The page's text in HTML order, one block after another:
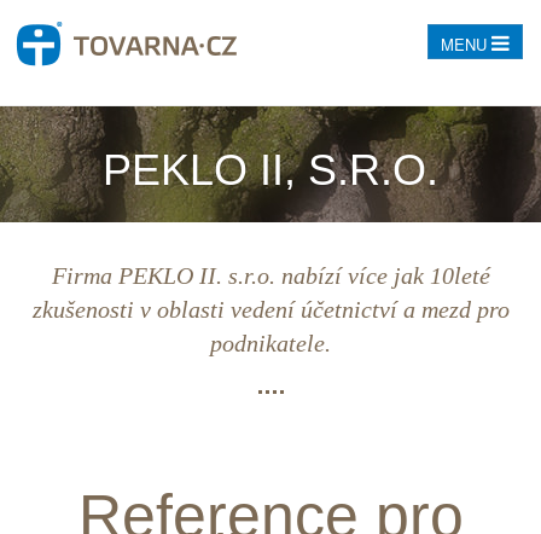
MENU
PEKLO II, S.R.O.
Firma PEKLO II. s.r.o. nabízí více jak 10leté
zkušenosti v oblasti vedení účetnictví a mezd pro
podnikatele.
Reference pro